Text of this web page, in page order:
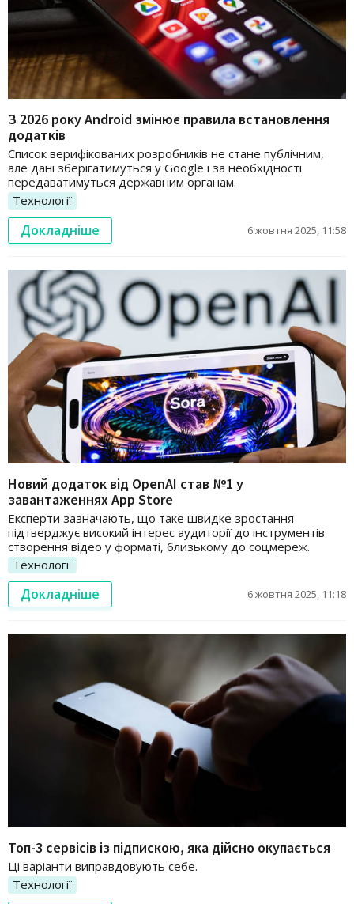
З 2026 року Android змінює правила встановлення
додатків
Список верифікованих розробників не стане публічним,
але дані зберігатимуться у Google і за необхідності
передаватимуться державним органам.
Технології
Докладніше 6 жовтня 2025, 11:58
Новий додаток від OpenAI став №1 у
завантаженнях App Store
Експерти зазначають, що таке швидке зростання
підтверджує високий інтерес аудиторії до інструментів
створення відео у форматі, близькому до соцмереж.
Технології
Докладніше 6 жовтня 2025, 11:18
Топ-3 сервісів із підпискою, яка дійсно окупається
Ці варіанти виправдовують себе.
Технології